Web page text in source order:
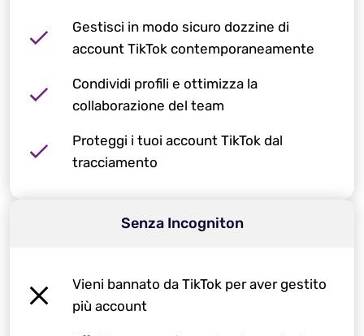
Gestisci in modo sicuro dozzine di
account TikTok contemporaneamente
Condividi profili e ottimizza la
collaborazione del team
Proteggi i tuoi account TikTok dal
tracciamento
Senza Incogniton
Vieni bannato da TikTok per aver gestito
più account